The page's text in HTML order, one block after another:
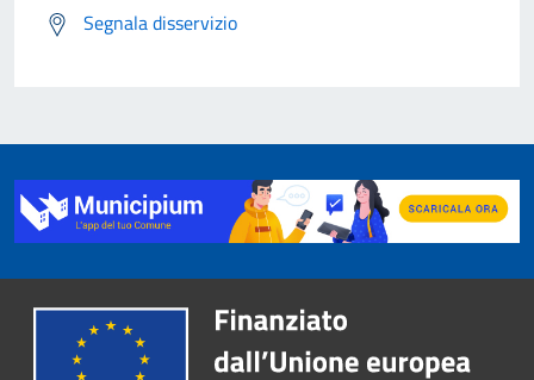
Segnala disservizio